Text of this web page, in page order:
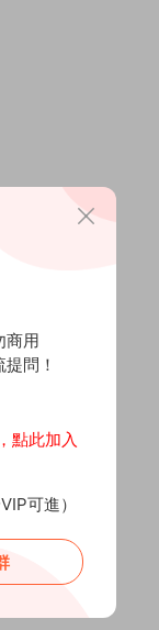
商用
問！
點此加入
可進）